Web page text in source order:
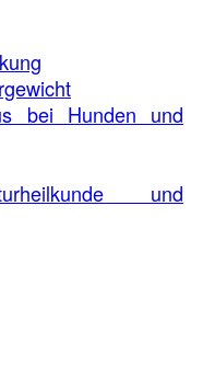
bei Hunden und
und